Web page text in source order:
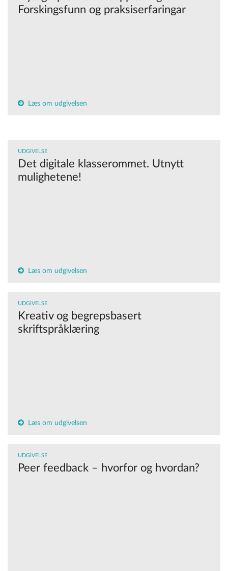
Forskingsfunn og praksiserfaringar
Læs om udgivelsen
UDGIVELSE
Det digitale klasserommet. Utnytt
mulighetene!
Læs om udgivelsen
UDGIVELSE
Kreativ og begrepsbasert
skriftspråklæring
Læs om udgivelsen
UDGIVELSE
Peer feedback – hvorfor og hvordan?